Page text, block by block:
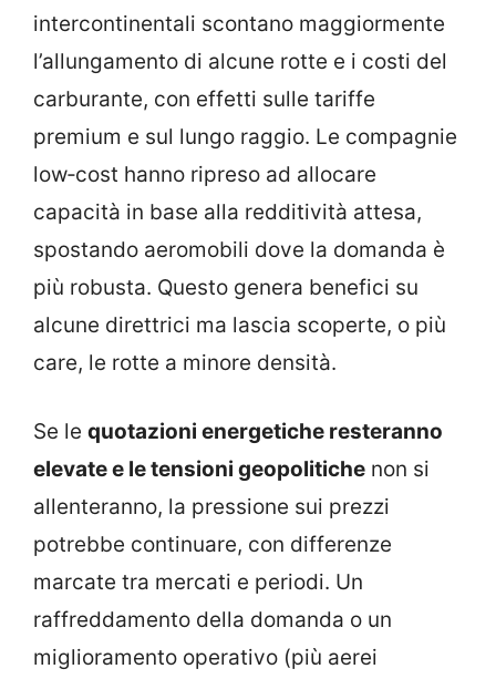
intercontinentali scontano maggiormente
l’allungamento di alcune rotte e i costi del
carburante, con effetti sulle tariffe
premium e sul lungo raggio. Le compagnie
low‑cost hanno ripreso ad allocare
capacità in base alla redditività attesa,
spostando aeromobili dove la domanda è
più robusta. Questo genera benefici su
alcune direttrici ma lascia scoperte, o più
care, le rotte a minore densità.
Se le quotazioni energetiche resteranno
elevate e le tensioni geopolitiche non si
allenteranno, la pressione sui prezzi
potrebbe continuare, con differenze
marcate tra mercati e periodi. Un
raffreddamento della domanda o un
miglioramento operativo (più aerei